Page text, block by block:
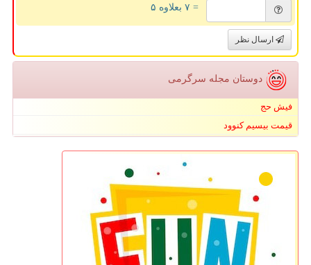
= ۷ بعلاوه ۵
ارسال نظر
دوستان مجله سرگرمی
فیش حج
قیمت بیسیم کنوود